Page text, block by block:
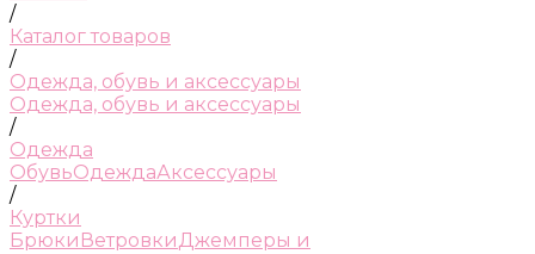
/
Каталог товаров
/
Одежда, обувь и аксессуары
Одежда, обувь и аксессуары
/
Одежда
ОбувьОдеждаАксессуары
/
Куртки
Брюки ВетровкиДжемперы и